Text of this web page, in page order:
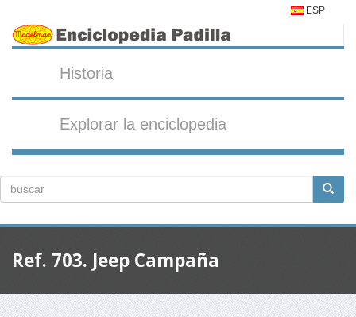
ESP
Historia
Explorar la enciclopedia
Ref. 703. Jeep Campaña